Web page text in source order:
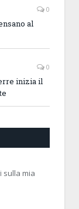
0
al
0
inizia il
sulla mia